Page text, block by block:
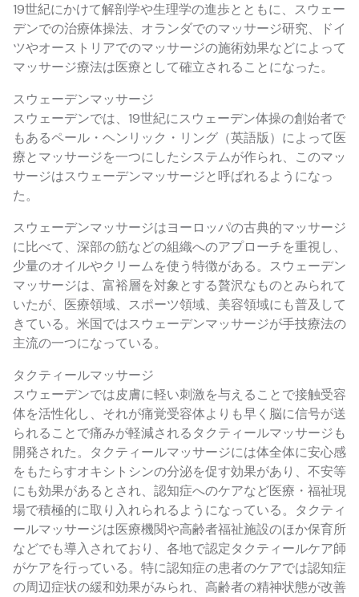
19世紀にかけて解剖学や生理学の進歩とともに、スウェー
デンでの治療体操法、オランダでのマッサージ研究、ドイ
ツやオーストリアでのマッサージの施術効果などによって
マッサージ療法は医療として確立されることになった。
スウェーデンマッサージ
スウェーデンでは、19世紀にスウェーデン体操の創始者で
もあるペール・ヘンリック・リング（英語版）によって医
療とマッサージを一つにしたシステムが作られ、このマッ
サージはスウェーデンマッサージと呼ばれるようになっ
た。
スウェーデンマッサージはヨーロッパの古典的マッサージ
に比べて、深部の筋などの組織へのアプローチを重視し、
少量のオイルやクリームを使う特徴がある。スウェーデン
マッサージは、富裕層を対象とする贅沢なものとみられて
いたが、医療領域、スポーツ領域、美容領域にも普及して
きている。米国ではスウェーデンマッサージが手技療法の
主流の一つになっている。
タクティールマッサージ
スウェーデンでは皮膚に軽い刺激を与えることで接触受容
体を活性化し、それが痛覚受容体よりも早く脳に信号が送
られることで痛みが軽減されるタクティールマッサージも
開発された。タクティールマッサージには体全体に安心感
をもたらすオキシトシンの分泌を促す効果があり、不安等
にも効果があるとされ、認知症へのケアなど医療・福祉現
場で積極的に取り入れられるようになっている。タクティ
ールマッサージは医療機関や高齢者福祉施設のほか保育所
などでも導入されており、各地で認定タクティールケア師
がケアを行っている。特に認知症の患者のケアでは認知症
の周辺症状の緩和効果がみられ、高齢者の精神状態が改善